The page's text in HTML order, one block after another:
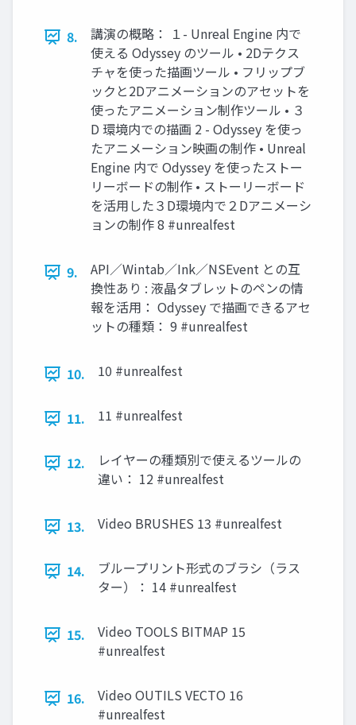
8.
講演の概略： １- Unreal Engine 内で
使える Odyssey のツール • 2Dテクス
チャを使った描画ツール • フリップブ
ックと2Dアニメーションのアセットを
使ったアニメーション制作ツール • ３
D 環境内での描画 2 - Odyssey を使っ
たアニメーション映画の制作 • Unreal
Engine 内で Odyssey を使ったストー
リーボードの制作 • ストーリーボード
を活用した３D環境内で２Dアニメーシ
ョンの制作 8 #unrealfest
9.
API／Wintab／Ink／NSEvent との互
換性あり : 液晶タブレットのペンの情
報を活用： Odyssey で描画できるアセ
ットの種類： 9 #unrealfest
10. 10 #unrealfest
11. 11 #unrealfest
12.
レイヤーの種類別で使えるツールの
違い： 12 #unrealfest
13. Video BRUSHES 13 #unrealfest
14.
ブループリント形式のブラシ（ラス
ター）： 14 #unrealfest
15.
Video TOOLS BITMAP 15
#unrealfest
16.
Video OUTILS VECTO 16
#unrealfest